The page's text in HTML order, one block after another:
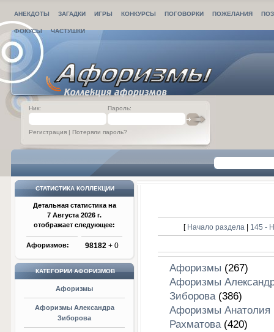
АНЕКДОТЫ ЗАГАДКИ ИГРЫ КОНКУРСЫ ПОГОВОРКИ ПОЖЕЛАНИЯ
ФОКУСЫ ЧАСТУШКИ
Ник: Пароль:
Регистрация | Потеряли пароль?
СТАТИСТИКА КОЛЛЕКЦИИ
Детальная статистика на
7 Августа 2026 г.
отображает следующее:
Афоризмов: 98182 + 0
КАТЕГОРИИ АФОРИЗМОВ
Афоризмы
Афоризмы Александра
Зиборова
[ Начало раздела | 145 -
Афоризмы (267)
Афоризмы
Зиборова(386)
Афоризмы Анатолия
Рахматова(420)